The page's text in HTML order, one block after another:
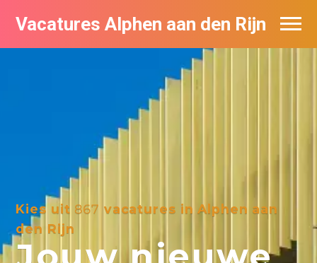
Vacatures Alphen aan den Rijn
Kies uit 867 vacatures in Alphen aan
den Rijn
Vacatures per bedrijf in Alphen aan den
De populairste vacatures in Alphen aan